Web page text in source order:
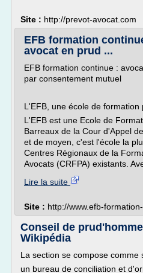
Site : http://prevot-avocat.com
EFB formation
avocat en prud ...
EFB formation continue :
par consentement mutuel
L'EFB, une école de
L'EFB est une Ecole de
Barreaux de la Cour d'Appel
et de moyen, c'est l'école la
Centres Régionaux de la
Avocats (CRFPA) existants.
Lire la suite
Site : http://www.efb-
Conseil de
Wikipédia
La section se compose comme
un bureau de conciliation et